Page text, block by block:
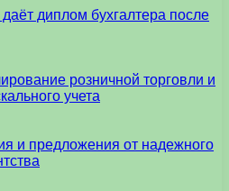
диплом бухгалтера после
розничной торговли и
учета
и предложения от надежного